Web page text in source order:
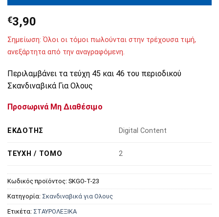
€3,90
Σημείωση: Όλοι οι τόμοι πωλούνται στην τρέχουσα τιμή,
ανεξάρτητα από την αναγραφόμενη.
Περιλαμβάνει τα τεύχη 45 και 46 του περιοδικού
Σκανδιναβικά Για Ολους
Προσωρινά Μη Διαθέσιμο
ΕΚΔΌΤΗΣ Digital Content
ΤΕΎΧΗ / ΤΌΜΟ 2
Κωδικός προϊόντος: SKGO-T-23
Κατηγορία: Σκανδιναβικά για Ολους
Ετικέτα: ΣΤΑΥΡΟΛΕΞΙΚΑ